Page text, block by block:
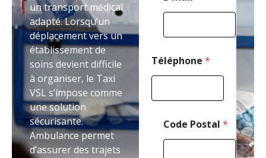
un transport médical
adapté. Lorsqu’un
déplacement vers un
établissement de
soins devient difficile
à organiser, le Taxi
VSL s’impose comme
une solution
sécurisante.
Ambulance permet
d’assurer des trajets
Téléphone *
Code Postal *